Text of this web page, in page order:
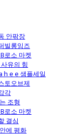
안팎장
빌롱잉즈
로소 마켓
유의 힘
h e e 샘플세일
토오브제
각
조형
로소 마켓
결심
에 평화